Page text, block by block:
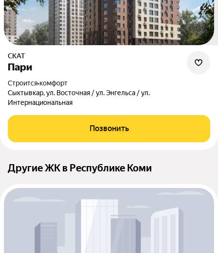
СКАТ
Пари
Строится•комфорт
Сыктывкар, ул. Восточная / ул. Энгельса / ул.
Интернациональная
Позвонить
Другие ЖК в Республике Коми